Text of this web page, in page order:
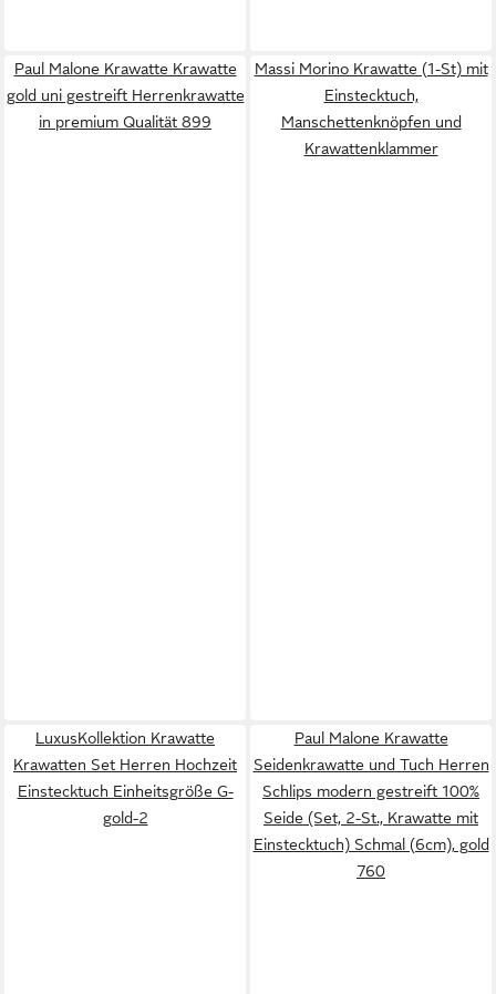
Paul Malone Krawatte Krawatte
gold uni gestreift Herrenkrawatte
in premium Qualität 899
Massi Morino Krawatte (1-St) mit
Einstecktuch,
Manschettenknöpfen und
Krawattenklammer
LuxusKollektion Krawatte
Krawatten Set Herren Hochzeit
Einstecktuch Einheitsgröße G-
gold-2
Paul Malone Krawatte
Seidenkrawatte und Tuch Herren
Schlips modern gestreift 100%
Seide (Set, 2-St., Krawatte mit
Einstecktuch) Schmal (6cm), gold
760